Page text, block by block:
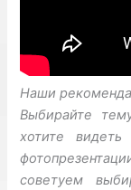
Наши
Выбирайте
хотите
советуем